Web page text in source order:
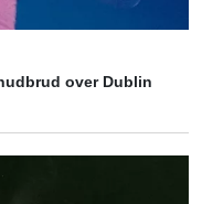
over Dublin